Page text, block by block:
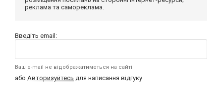
реклама та самореклама.
Введіть email:
Ваш e-mail не відображатиметься на сайті
або Авторизуйтесь для написання відгуку